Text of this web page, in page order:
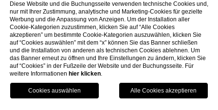
Hotel L’Approdo - New Energy Srl - C.so Roma, 80 - Pettenasco (NO)
Italy | Registro delle imprese di Novara - N. REA NO 223534 - Capitale
sociale versato € 10.500 - P.I. 02233690037
Privacy Clienti
CREDITS: MENTEFREDDA - WEB MARKETING TURISTICO
Accessibility
Diese Website und die Buchungsseite verwenden technische Cookies und,
nur mit Ihrer Zustimmung, analytische und Marketing-Cookies für gezielte
Werbung und die Anpassung von Anzeigen. Um der Installation aller
Cookie-Kategorien zuzustimmen, klicken Sie auf “Alle Cookies
akzeptieren” um bestimmte Cookie-Kategorien auszuwählen, klicken Sie
auf “Cookies auswählen” mit dem “x” können Sie das Banner schließen
und die Installation von anderen als technischen Cookies ablehnen. Um
das Banner erneut zu öffnen und Ihre Einstellungen zu ändern, klicken Sie
auf “Cookies” in der Fußzeile der Website und der Buchungsseite. Für
weitere Informationen hier klicken.